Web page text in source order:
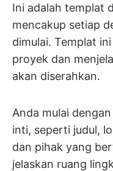
Ini adalah templat
mencakup setiap
dimulai. Templat
proyek dan
akan diserahkan.
Anda mulai
inti, seperti judul,
dan pihak yang
jelaskan ruang